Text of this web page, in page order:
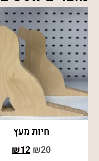
חיות מעץ
₪20
₪12